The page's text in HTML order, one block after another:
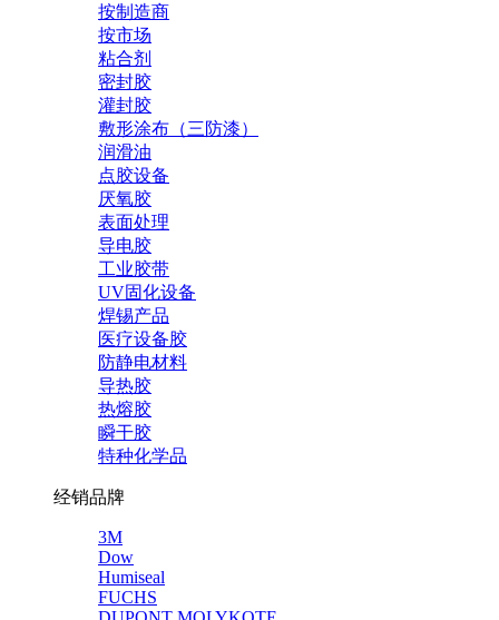
按制造商
按市场
粘合剂
密封胶
灌封胶
敷形涂布（三防漆）
润滑油
点胶设备
厌氧胶
表面处理
导电胶
工业胶带
UV固化设备
焊锡产品
医疗设备胶
防静电材料
导热胶
热熔胶
瞬干胶
特种化学品
经销品牌
3M
Dow
Humiseal
FUCHS